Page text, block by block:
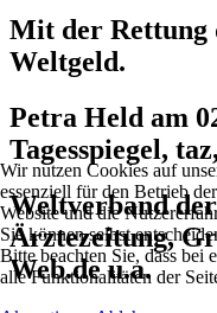
Mit der Rettung
Weltgeld.
Petra Held am
Tagesspiegel,
Weltverband
Ärztezeitung,
Web.de u.a.
Wir nutzen Cookies auf
essenziell für den Betrieb
Website und die
Sie können selbst
Bitte beachten Sie, dass
alle Funktionalitäten der